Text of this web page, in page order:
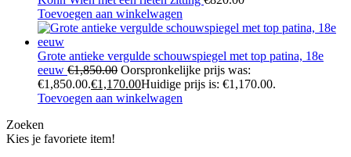
Toevoegen aan winkelwagen
Grote antieke vergulde schouwspiegel met top patina, 18e
eeuw €1,850.00 Oorspronkelijke prijs was:
€1,850.00.€1,170.00Huidige prijs is: €1,170.00.
Toevoegen aan winkelwagen
Zoeken
Kies je favoriete item!